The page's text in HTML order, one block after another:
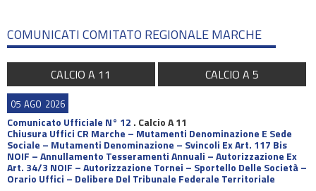
COMUNICATI COMITATO REGIONALE MARCHE
CALCIO A 11 CALCIO A 5
05 AGO 2026
Comunicato Ufficiale N° 12 . Calcio A 11
Chiusura Uffici CR Marche – Mutamenti Denominazione E Sede
Sociale – Mutamenti Denominazione – Svincoli Ex Art. 117 Bis
NOIF – Annullamento Tesseramenti Annuali – Autorizzazione Ex
Art. 34/3 NOIF – Autorizzazione Tornei – Sportello Delle Società –
Orario Uffici – Delibere Del Tribunale Federale Territoriale